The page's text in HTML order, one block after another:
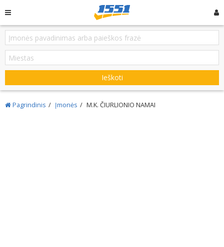
Ieškoti
Pagrindinis Įmonės M.K. ČIURLIONIO NAMAI